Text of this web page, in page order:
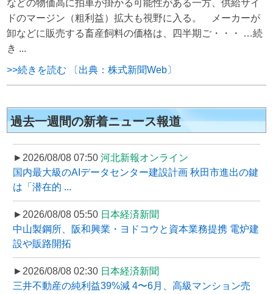
などの物価高に拍車が掛かる可能性がある一方、供給サイ
ドのマージン（粗利益）拡大も視野に入る。 メーカーが
卸などに販売する畜産飼料の価格は、四半期ご・・・ …続
き ...
>>続きを読む 〔出典：株式新聞Web〕
過去一週間の新着ニュース報道
►2026/08/08 07:50 河北新報オンライン
国内最大級のAIデータセンター建設計画 秋田市進出の鍵
は「潜在的 ...
►2026/08/08 05:50 日本経済新聞
中山製鋼所、阪和興業・ヨドコウと資本業務提携 電炉建
設や販路開拓
►2026/08/08 02:30 日本経済新聞
三井不動産の純利益39%減 4〜6月、高級マンション売